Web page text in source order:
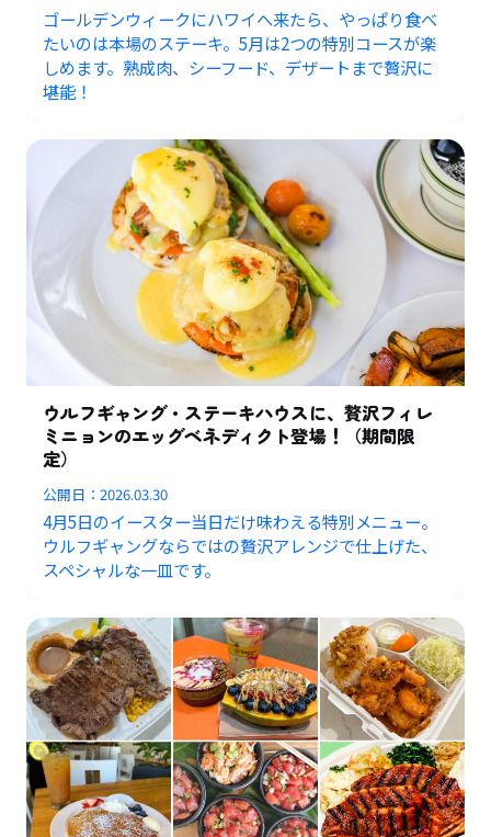
ゴールデンウィークにハワイへ来たら、やっぱり食べ
たいのは本場のステーキ。5月は2つの特別コースが楽
しめます。熟成肉、シーフード、デザートまで贅沢に
堪能！
ウルフギャング・ステーキハウスに、贅沢フィレ
ミニョンのエッグベネディクト登場！（期間限
定）
公開日：2026.03.30
4月5日のイースター当日だけ味わえる特別メニュー。
ウルフギャングならではの贅沢アレンジで仕上げた、
スペシャルな一皿です。